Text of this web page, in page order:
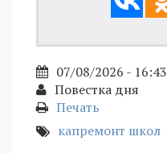
07/08/2026 - 16:43
Повестка дня
Печать
капремонт школ